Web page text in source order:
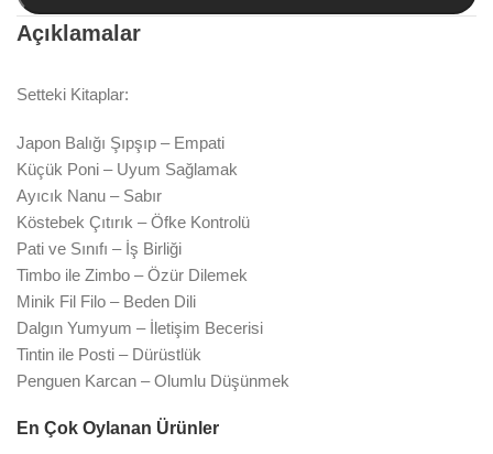
Açıklamalar
Setteki Kitaplar:
Japon Balığı Şıpşıp – Empati
Küçük Poni – Uyum Sağlamak
Ayıcık Nanu – Sabır
Köstebek Çıtırık – Öfke Kontrolü
Pati ve Sınıfı – İş Birliği
Timbo ile Zimbo – Özür Dilemek
Minik Fil Filo – Beden Dili
Dalgın Yumyum – İletişim Becerisi
Tintin ile Posti – Dürüstlük
Penguen Karcan – Olumlu Düşünmek
En Çok Oylanan Ürünler